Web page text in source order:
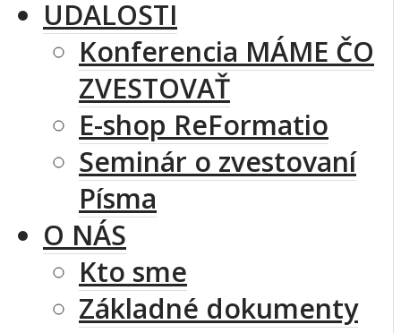
UDALOSTI
Konferencia MÁME ČO
ZVESTOVAŤ
E-shop ReFormatio
Seminár o zvestovaní
Písma
O NÁS
Kto sme
Základné dokumenty